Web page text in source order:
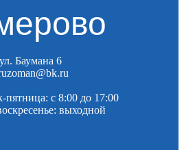
ул. Баумана 6
пятница: c 8:00 до 17:00
выходной